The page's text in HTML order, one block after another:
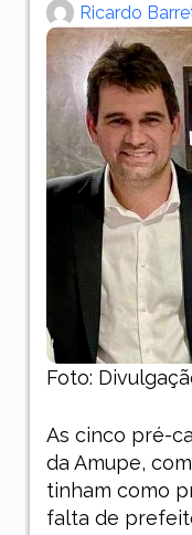
Ricardo
Foto:
As cinco pré-
da Amupe,
tinham como
falta de